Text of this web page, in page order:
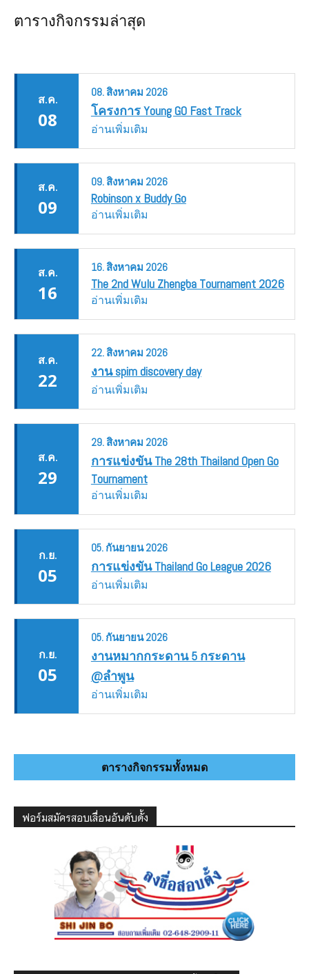
ตารางกิจกรรมล่าสุด
ส.ค.
08
08.สิงหาคม 2026
โครงการ Young GO Fast Track
อ่านเพิ่มเติม
ส.ค.
09
09.สิงหาคม 2026
Robinson x Buddy Go
อ่านเพิ่มเติม
ส.ค.
16
16.สิงหาคม 2026
The 2nd Wulu Zhengba Tournament 2026
อ่านเพิ่มเติม
ส.ค.
22
22.สิงหาคม 2026
งาน spim discovery day
อ่านเพิ่มเติม
ส.ค.
29
29.สิงหาคม 2026
การแข่งขัน The 28th Thailand Open Go
Tournament
อ่านเพิ่มเติม
ก.ย.
05
05. กันยายน2026
การแข่งขัน Thailand Go League 2026
อ่านเพิ่มเติม
ก.ย.
05
05. กันยายน2026
งานหมากกระดาน 5 กระดาน
@ลำพูน
อ่านเพิ่มเติม
ตารางกิจกรรมทั้งหมด
ฟอร์มสมัครสอบเลื่อนอันดับดั้ง